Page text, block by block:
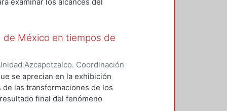
a tal efecto, se sustenta en
de gobierno aplicados entre
en vía pública podía dar el
principal no fue atender la
población el sistema de abasto
fiscal de los comerciantes.
de México en tiempos de
Azcapotzalco. Coordinación
Cuauhtémoc
se aprecian en la exhibición
las transformaciones de los
final del fenómeno